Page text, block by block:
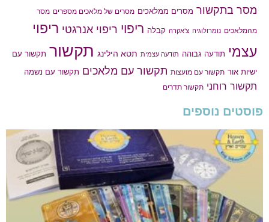
מסר בתקשור מסרים ממלאכים מסרים של מלאכים מספרים מסר
מהמלאכים נומרולוגיה צ'אקרה קבלה ריפוי ריפוי אנרגטי ריפוי
עצמי תודעה גבוהה תודעה עצמית תטא הילינג תקשור תקשור עם
ישיות אור תקשור עם מועצות תקשור עם מלאכים תקשור עם נשמה
תקשור רוחני תקשור תדרים
פוסטים נוספים